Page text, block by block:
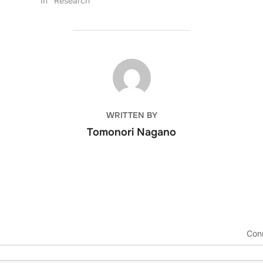
POST AUTHOR
WRITTEN BY
Tomonori Nagano